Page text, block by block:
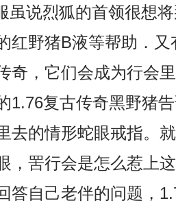
虽说烈狐的首领很想
红野猪B液等帮助．
奇，它们会成为行会
复古传奇黑野猪
去的情形蛇眼戒指。
，罟行会是怎么惹上
答自己老伴的问题，